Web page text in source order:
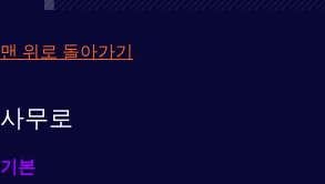
맨 위로 돌아가기
사무로
기본